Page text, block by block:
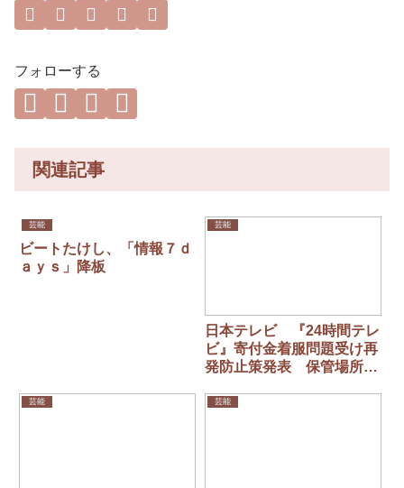
フォローする
関連記事
芸能
ビートたけし、「情報７ｄ
ａｙｓ」降板
芸能
日本テレビ 『24時間テレ
ビ』寄付金着服問題受け再
発防止策発表 保管場所の
な募金活動を目指す」
芸能 芸能